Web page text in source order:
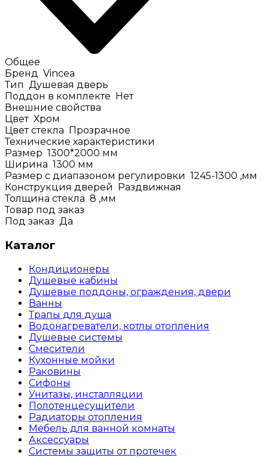
Общее
Бренд Vincea
Тип Душевая дверь
Поддон в комплекте
Нет
Внешние свойства
Цвет Хром
Цвет стекла
Прозрачное
Технические характеристики
Размер 1300*2000 мм
Ширина 1300 мм
Размер с диапазоном регулировки 1245-1300 ,мм
Конструкция дверей
Раздвижная
Толщина стекла 8 ,мм
Товар под заказ
Под заказ Да
Каталог
Кондиционеры
Душевые кабины
Душевые поддоны, ограждения, двери
Ванны
Трапы для душа
Водонагреватели, котлы отопления
Душевые системы
Смесители
Кухонные мойки
Раковины
Сифоны
Унитазы, инсталляции
Полотенцесушители
Радиаторы отопления
Мебель для ванной комнаты
Аксессуары
Системы защиты от протечек